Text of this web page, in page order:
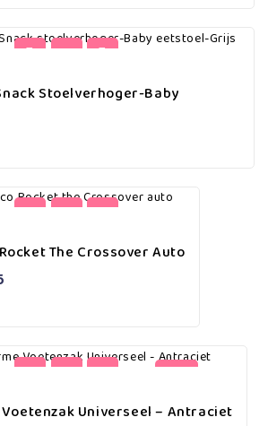
Stoelverhoger-Baby
The Crossover Auto
-51%
Voetenzak Universeel – Antraciet